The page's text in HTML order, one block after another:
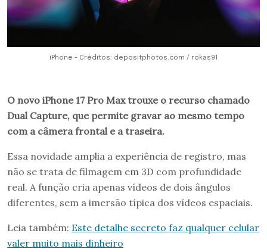
iPhone - Créditos: depositphotos.com / rokas91
O novo iPhone 17 Pro Max trouxe o recurso chamado
Dual Capture, que permite gravar ao mesmo tempo
com a câmera frontal e a traseira.
Essa novidade amplia a experiência de registro, mas
não se trata de filmagem em 3D com profundidade
real. A função cria apenas vídeos de dois ângulos
diferentes, sem a imersão típica dos vídeos espaciais.
Leia também: Este detalhe secreto faz qualquer celular
valer muito mais dinheiro